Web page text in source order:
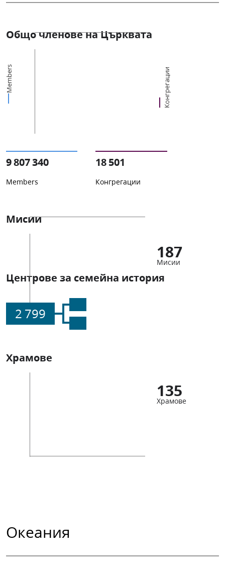
Общо членове на Църквата
Members Конгрегации
9 807 340
Members
18 501
Конгрегации
Мисии
187
Мисии
Центрове за семейна история
2 799
Храмове
135
Храмове
Океания